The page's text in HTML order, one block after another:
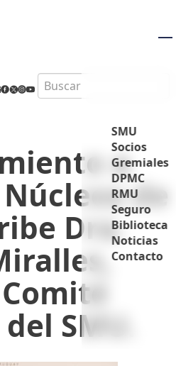
Search
SMU
Socios
Gremiales
DPMC
RMU
Seguro
Biblioteca
Noticias
Contacto
a
de
Dra.
SMU.